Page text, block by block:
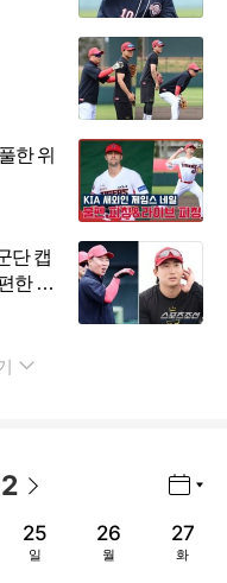
한 위
단 캡
한 분
25
일
26
월
27
화